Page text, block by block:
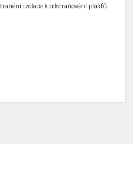
izolace k odstraňování plášťů